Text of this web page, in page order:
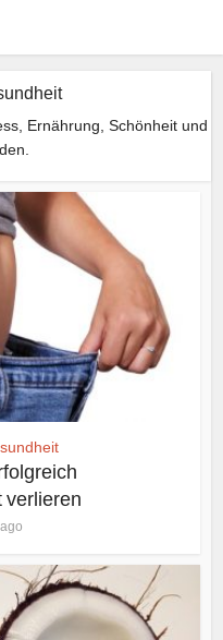
Ernährung, Schönheit und
verlieren